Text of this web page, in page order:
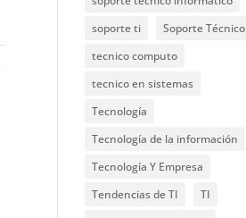
soporte ti
Soporte Técnico
tecnico computo
tecnico en sistemas
Tecnología
Tecnología de la información
Tecnología Y Empresa
Tendencias de TI
TI